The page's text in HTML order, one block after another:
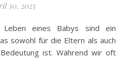
30, 2025
sowohl für die Eltern als auch
ist. Während wir oft